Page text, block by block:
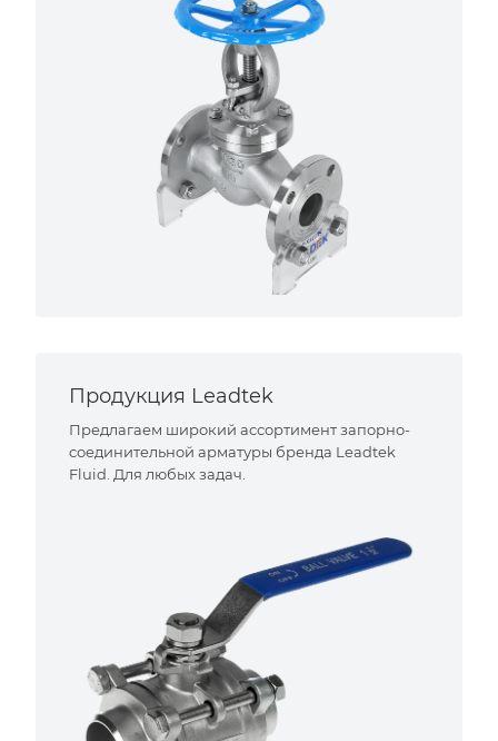
Продукция Leadtek
Предлагаем широкий ассортимент запорно-
соединительной арматуры бренда Leadtek
Fluid. Для любых задач.